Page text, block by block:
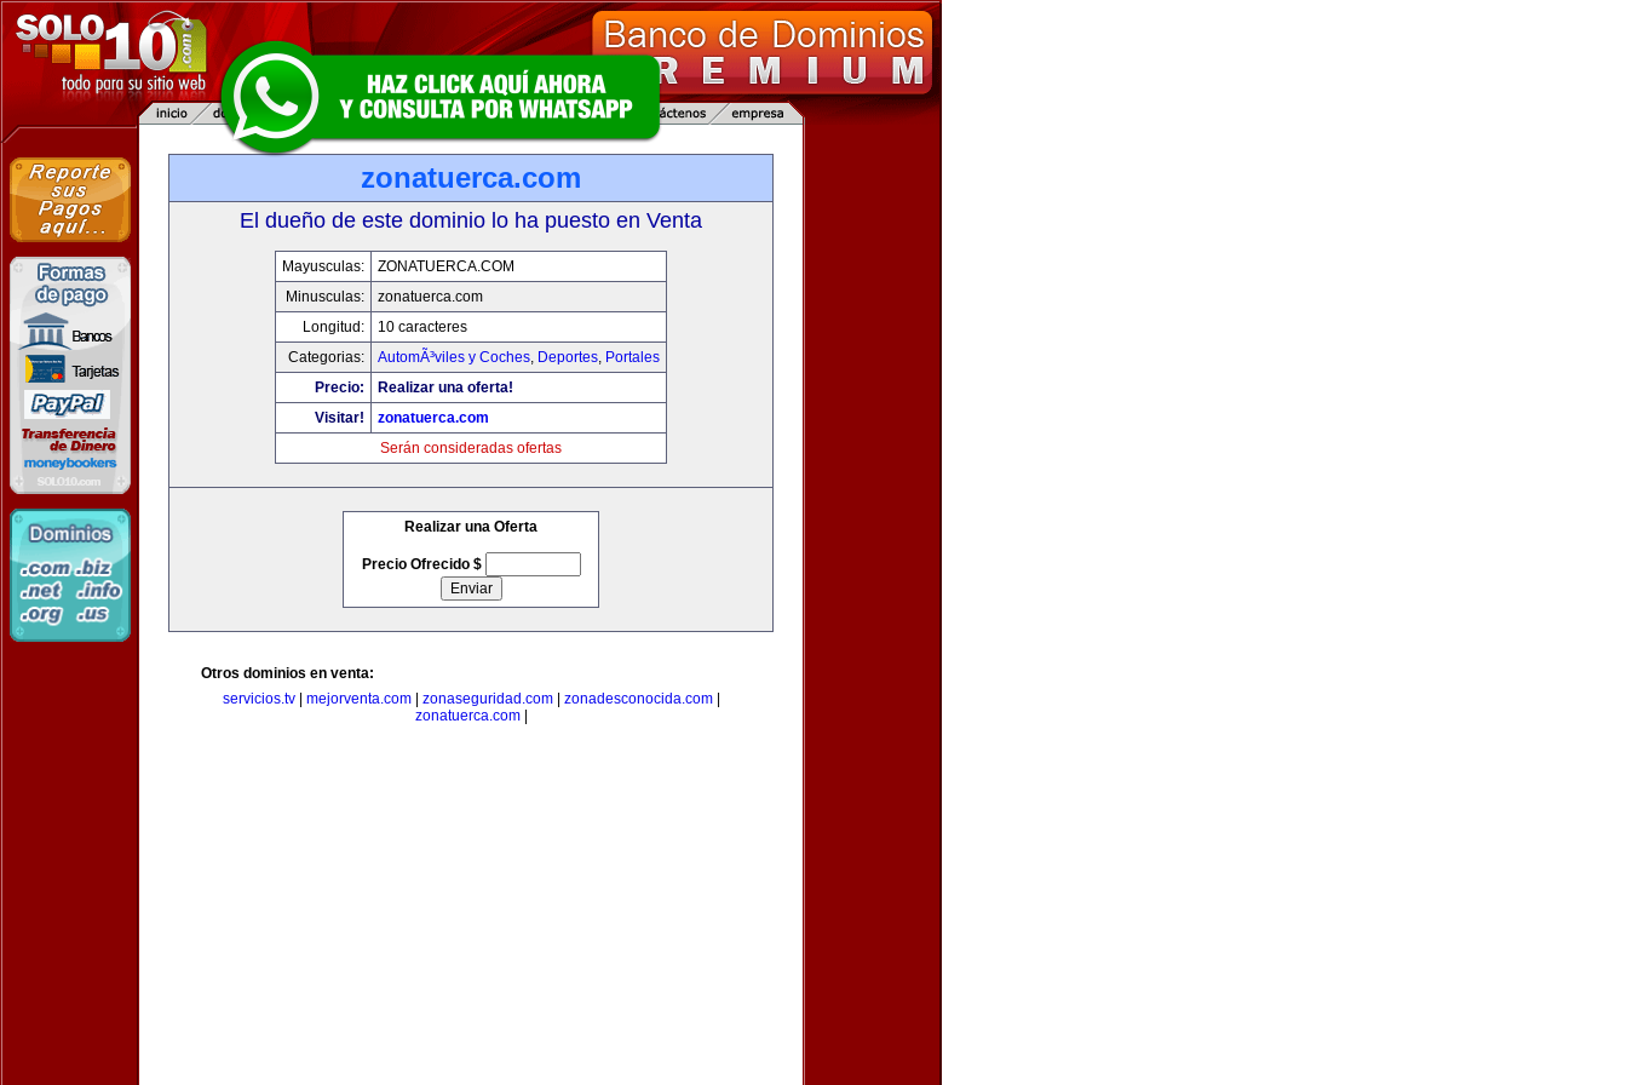
zonatuerca.com
El dueño de este dominio lo ha puesto en Venta
Mayusculas:
ZONATUERCA.COM
Minusculas:
zonatuerca.com
Longitud:
10 caracteres
Categorias:
AutomÃ³viles y Coches, Deportes, Portales
Precio:
Realizar una oferta!
Visitar!
zonatuerca.com
Serán consideradas ofertas
Realizar una Oferta
Precio Ofrecido $
Otros dominios en venta:
servicios.tv| mejorventa.com| zonaseguridad.com| zonadesconocida.com|
zonatuerca.com|